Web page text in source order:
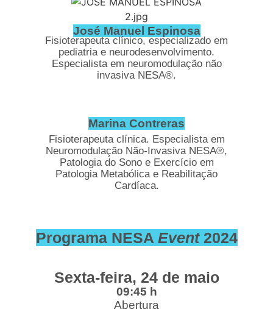
José Manuel Espinosa
Fisioterapeuta clínico, especializado em
pediatria e neurodesenvolvimento.
Especialista em neuromodulação não
invasiva NESA®.
Marina Contreras
Fisioterapeuta clínica. Especialista em
Neuromodulação Não-Invasiva NESA®,
Patologia do Sono e Exercício em
Patologia Metabólica e Reabilitação
Cardíaca.
Programa NESA Event2024
Sexta-feira, 24 de maio
09:45 h
Abertura